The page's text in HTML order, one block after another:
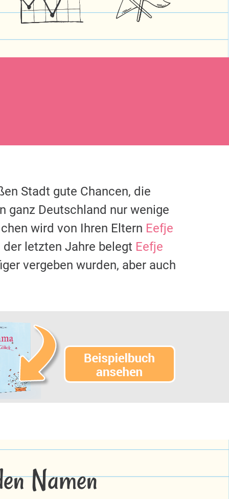
Stadt gute Chancen, die
ganz Deutschland nur wenige
wird von Ihren Eltern Eefje
letzten Jahre belegt Eefje
vergeben wurden, aber auch
Namen